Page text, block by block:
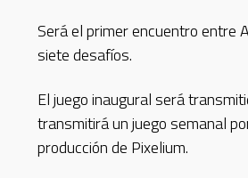
Será el primer encuentro entre
siete desafíos.
El juego inaugural será
transmitirá un juego semanal
producción de Pixelium.